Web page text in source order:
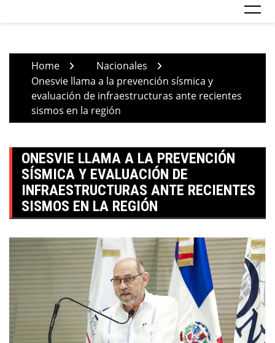
Home
Nacionales
Onesvie llama a la prevención sísmica y
evaluación de infraestructuras ante recientes
sismos en la región
ONESVIE LLAMA A LA PREVENCIÓN
SÍSMICA Y EVALUACIÓN DE
INFRAESTRUCTURAS ANTE RECIENTES
SISMOS EN LA REGIÓN